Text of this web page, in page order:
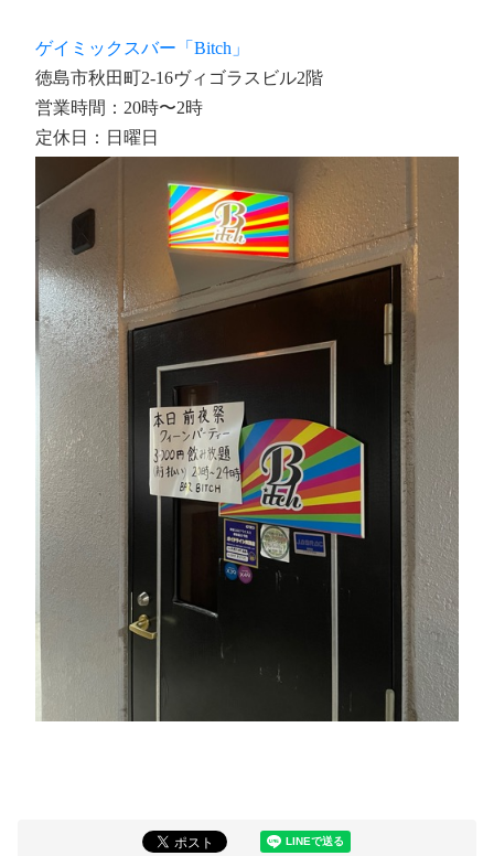
ゲイミックスバー「Bitch」
徳島市秋田町2-16ヴィゴラスビル2階
営業時間：20時〜2時
定休日：日曜日